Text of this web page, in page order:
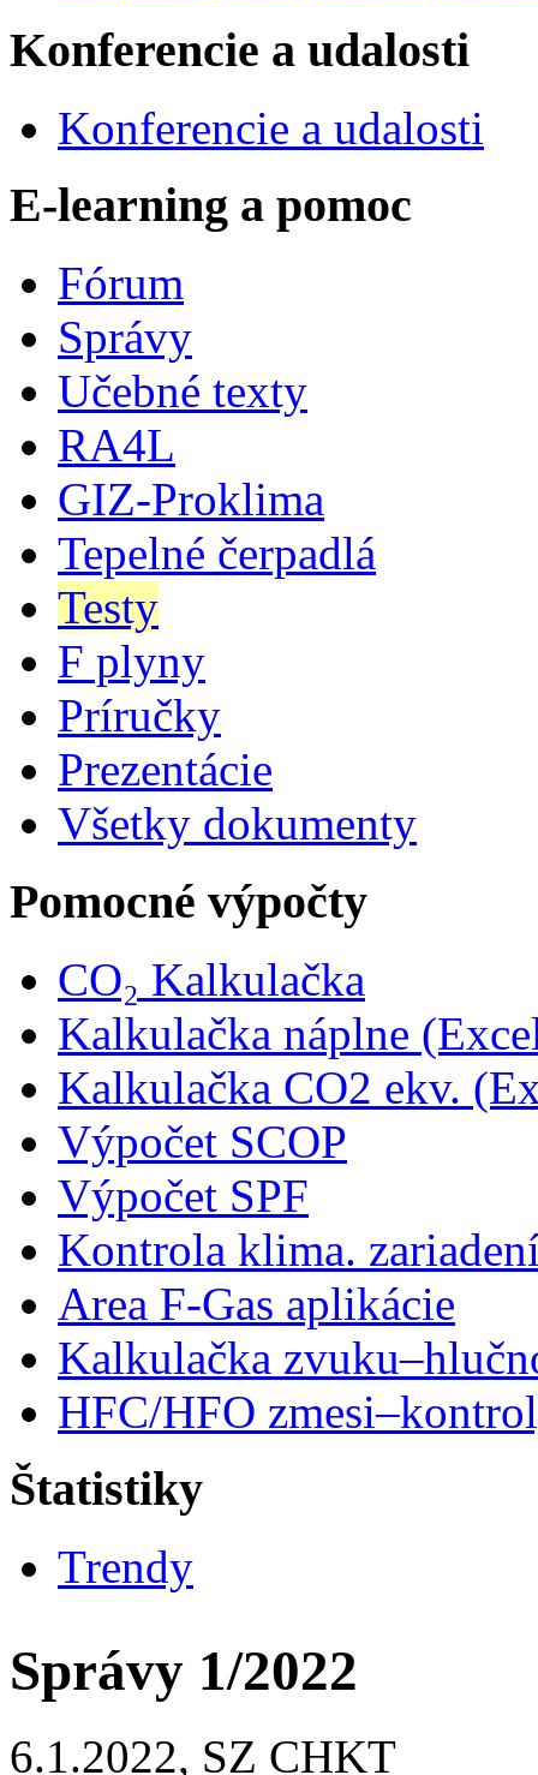
Konferencie a udalosti
Konferencie a udalosti
E-learning a pomoc
Fórum
Správy
Učebné texty
RA4L
GIZ-Proklima
Tepelné čerpadlá
Testy
F plyny
Príručky
Prezentácie
Všetky dokumenty
Pomocné výpočty
CO₂ Kalkulačka
Kalkulačka náplne
Kalkulačka CO2 ekv.
Výpočet SCOP
Výpočet SPF
Kontrola klima.
Area F-Gas aplikácie
Kalkulačka
HFC/HFO
Štatistiky
Trendy
Správy 1/2022
6.1.2022, SZ CHKT